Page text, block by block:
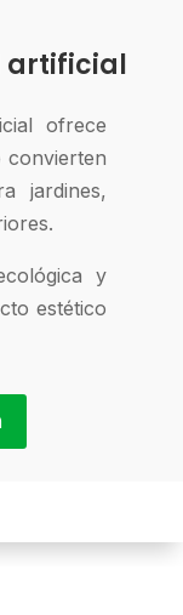
artificial
ofrece
convierten
jardines,
y
estético